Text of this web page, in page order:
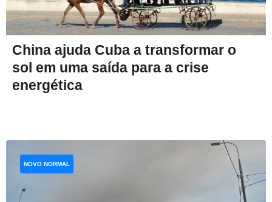
China ajuda Cuba a transformar o
sol em uma saída para a crise
energética
NOVO NORMAL